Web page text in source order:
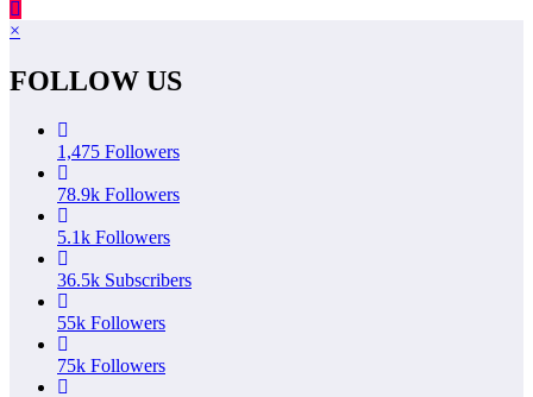
×
FOLLOW US
1,475 Followers
78.9k Followers
5.1k Followers
36.5k Subscribers
55k Followers
75k Followers